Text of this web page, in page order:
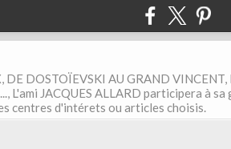
DOSTOÏEVSKI AU GRAND
L'ami JACQUES ALLARD participera à sa
centres d'intérets ou articles choisis.